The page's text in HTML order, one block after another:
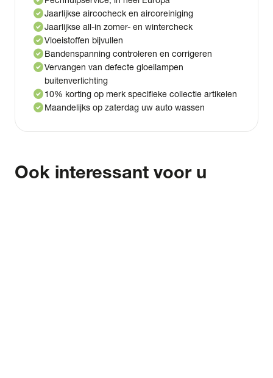
check_circleJaarlijkse aircocheck en aircoreiniging
check_circleJaarlijkse all-in zomer- en wintercheck
check_circleVloeistoffen bijvullen
check_circleBandenspanning controleren en corrigeren
check_circleVervangen van defecte gloeilampen
buitenverlichting
check_circle10% korting op merk specifieke collectie artikelen
check_circleMaandelijks op zaterdag uw auto wassen
Ook interessant voor u